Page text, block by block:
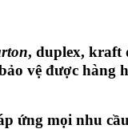
, duplex, kraft
vệ được hàng
mọi nhu